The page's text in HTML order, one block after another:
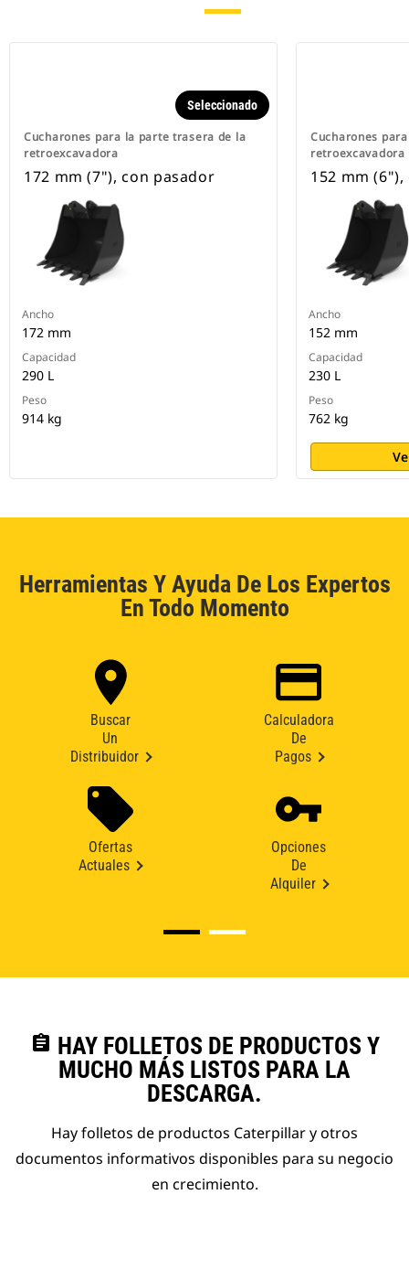
Cucharones para la parte trasera de la
retroexcavadora
Seleccionado
172 mm (7"), con pasador
Ancho
172 mm
Capacidad
290 L
Peso
914 kg
Cucharones
retroexcavadora
152 mm
Ancho
152 mm
Capacidad
230 L
Peso
762 kg
Herramientas Y Ayuda De Los Expertos
En Todo Momento
Buscar
Un
Distribuidor
Calculadora
De
Pagos
Ofertas
Actuales
Opciones
De
Alquiler
assignment HAY FOLLETOS DE PRODUCTOS Y
MUCHO MÁS LISTOS PARA LA
DESCARGA.
Hay folletos de productos Caterpillar y otros
documentos informativos disponibles para su negocio
en crecimiento.